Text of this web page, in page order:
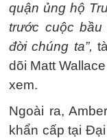
quận ủng hộ
trước cuộc
đời chúng ta”,
dõi Matt
xem.
Ngoài ra,
khẩn cấp tại